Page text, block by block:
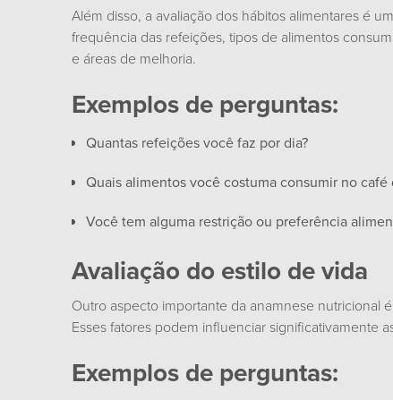
Além disso, a avaliação dos hábitos alimentares é
frequência das refeições, tipos de alimentos
e áreas de melhoria.
Exemplos de perguntas:
Quantas refeições você faz por dia?
Quais alimentos você costuma consumir no café
Você tem alguma restrição ou preferência
Avaliação do estilo de vida
Outro aspecto importante da anamnese nutricional
Esses fatores podem influenciar significativamente
Exemplos de perguntas: